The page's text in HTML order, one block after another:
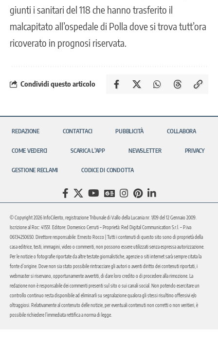
giunti i sanitari del 118 che hanno trasferito il
malcapitato all’ospedale di Polla dove si trova tutt’ora
ricoverato in prognosi riservata.
Condividi questo articolo
REDAZIONE CONTATTACI PUBBLICITÀ COLLABORA
COME VEDERCI SCARICA L’APP NEWSLETTER PRIVACY
GESTIONE RECLAMI CODICE DI CONDOTTA
© Copyright 2026 InfoCilento, registrazione Tribunale di Vallo della Lucania nr. 1/09 del 12 Gennaio 2009.
Iscrizione al Roc: 41551. Editore: Domenico Cerruti – Proprietà: Red Digital Communication S.r.l. – P.iva
06134250650. Direttore responsabile: Ernesto Rocco | Tutti i contenuti di questo sito sono di proprietà della
casa editrice, testi, immagini, video o commenti, non possono essere utilizzati senza espressa autorizzazione.
Per le notizie o fotografie riportate da altre testate giornalistiche, agenzie o siti internet sarà sempre citata la
fonte d’origine. Dove non sia stato possibile rintracciare gli autori o aventi diritto dei contenuti riportati, i
webmaster si riservano, opportunamente avvertiti, di dare loro credito o di procedere alla rimozione. La
redazione non è responsabile dei commenti presenti sul sito o sui canali social. Non potendo esercitare un
controllo continuo resta disponibile ad eliminarli su segnalazione qualora gli stessi risultino offensivi e/o
oltraggiosi. Relativamente al contenuto delle notizie, per eventuali contenuti non corretti o non veritieri, è
possibile richiedere l’immediata rettifica a norma di legge.